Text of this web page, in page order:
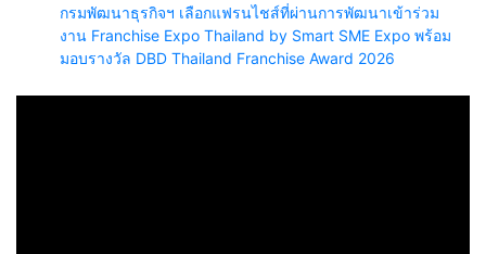
กรมพัฒนาธุรกิจฯ เลือกแฟรนไชส์ที่ผ่านการพัฒนาเข้าร่วม
งาน Franchise Expo Thailand by Smart SME Expo พร้อม
มอบรางวัล DBD Thailand Franchise Award 2026